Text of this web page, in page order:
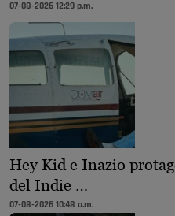
07-08-2026 12:29 p.m.
Hey Kid e Inazio
del Indie …
07-08-2026 10:48 a.m.